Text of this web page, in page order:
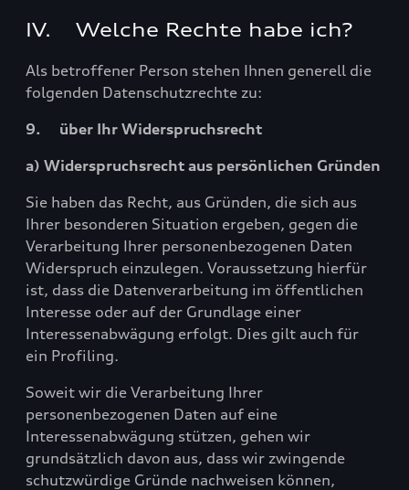
IV. Welche Rechte habe ich?
Als betroffener Person stehen Ihnen generell die
folgenden Datenschutzrechte zu:
9. über Ihr Widerspruchsrecht
a) Widerspruchsrecht aus persönlichen Gründen
Sie haben das Recht, aus Gründen, die sich aus
Ihrer besonderen Situation ergeben, gegen die
Verarbeitung Ihrer personenbezogenen Daten
Widerspruch einzulegen. Voraussetzung hierfür
ist, dass die Datenverarbeitung im öffentlichen
Interesse oder auf der Grundlage einer
Interessenabwägung erfolgt. Dies gilt auch für
ein Profiling.
Soweit wir die Verarbeitung Ihrer
personenbezogenen Daten auf eine
Interessenabwägung stützen, gehen wir
grundsätzlich davon aus, dass wir zwingende
schutzwürdige Gründe nachweisen können,